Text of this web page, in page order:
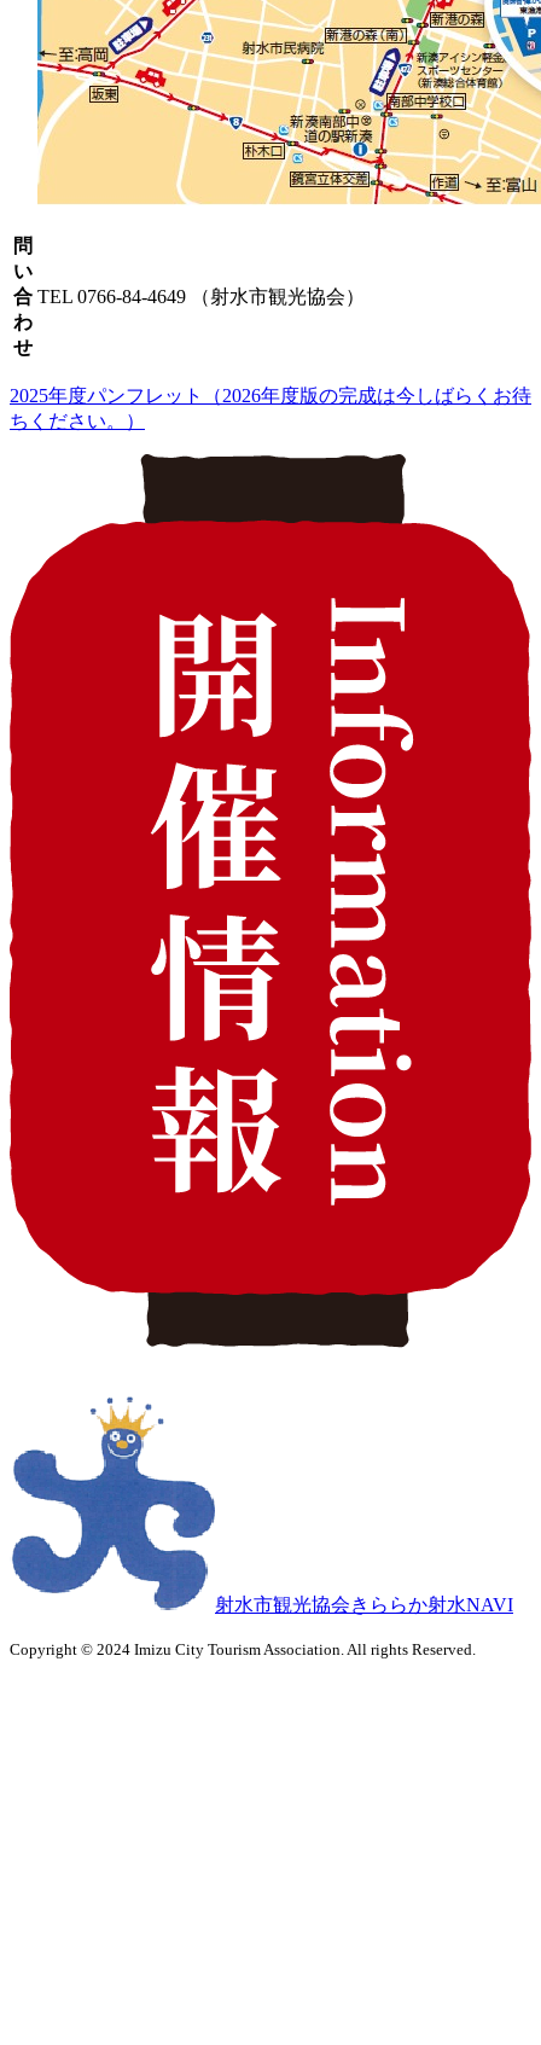
問
い
合
わ
せ
TEL 0766-84-4649 （射水市観光協会）
2025年度パンフレット（2026年度版の完成は今しばらくお待
ちください。）
射水市観光協会きららか射水NAVI
Copyright © 2024 Imizu City Tourism Association. All rights Reserved.